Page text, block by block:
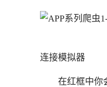
连接模拟器
在红框中你